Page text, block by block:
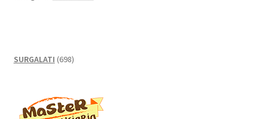
SURGALATI 698698